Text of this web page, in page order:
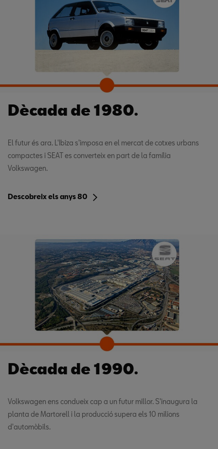
Dècada de 1980.
El futur és ara. L'Ibiza s'imposa en el mercat de cotxes urbans
compactes i SEAT es converteix en part de la família
Volkswagen.
Descobreix els anys 80
Dècada de 1990.
Volkswagen ens condueix cap a un futur millor. S'inaugura la
planta de Martorell i la producció supera els 10 milions
d'automòbils.